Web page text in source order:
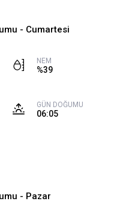
- Cumartesi
NEM
%39
GÜN DOĞUMU
06:05
- Pazar